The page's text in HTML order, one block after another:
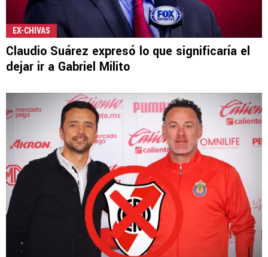
EX-CHIVAS
Claudio Suárez expresó lo que significaría el
dejar ir a Gabriel Milito